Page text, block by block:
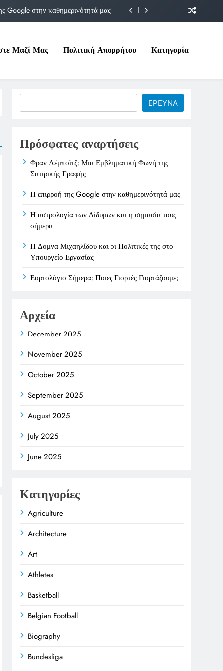
Google στην καθημερινότητά μας
της στο Υπουργείο Εργασίας
Google στην καθημερινότητά μας
και η σημασία τους σήμερα
Μαζί Μας Πολιτική Απορρήτου Κατηγορία
ΕΡΕΥΝΑ
Πρόσφατες αναρτήσεις
Φραν Λέμποϊτζ: Μια Εμβληματική Φωνή της
Σατιρικής Γραφής
Η επιρροή της Google στην καθημερινότητά μας
Η αστρολογία των Δίδυμων και η σημασία τους
σήμερα
Η Δομνα Μιχαηλίδου και οι Πολιτικές της στο
Υπουργείο Εργασίας
Εορτολόγιο Σήμερα: Ποιες Γιορτές Γιορτάζουμε;
Αρχεία
December 2025
November 2025
October 2025
September 2025
August 2025
July 2025
June 2025
Κατηγορίες
Agriculture
Architecture
Art
Athletes
Basketball
Belgian Football
Biography
Bundesliga